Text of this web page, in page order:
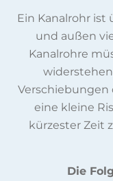
Ein Kanalrohr ist
und außen
Kanalrohre
Verschiebungen
eine kleine
kürzester Zeit
Die